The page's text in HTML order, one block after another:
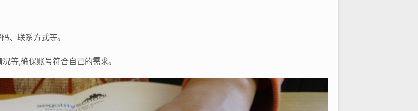
、联系方式等。
等,确保账号符合自己的需求。